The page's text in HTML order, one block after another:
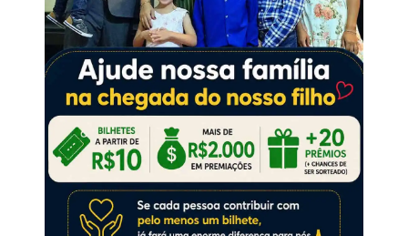
João
Damasceno,
Doutor
da
Igreja